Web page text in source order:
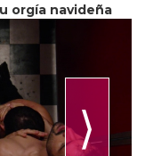
orgía navideña
⟩